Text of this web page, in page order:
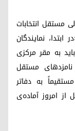
مستقل انتخابات
نمایندگان
به مقر مرکزی
مستقل
به دفاتر
از امروز آماده‌ی